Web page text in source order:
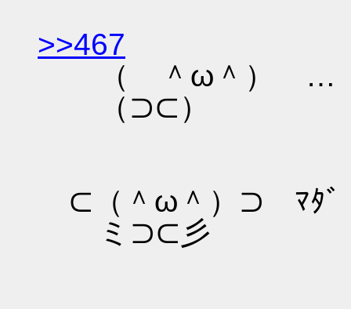
>>467
（ ＾ω＾） …
（⊃⊂）
⊂（＾ω＾）⊃ ﾏﾀﾞ
ミ⊃⊂彡